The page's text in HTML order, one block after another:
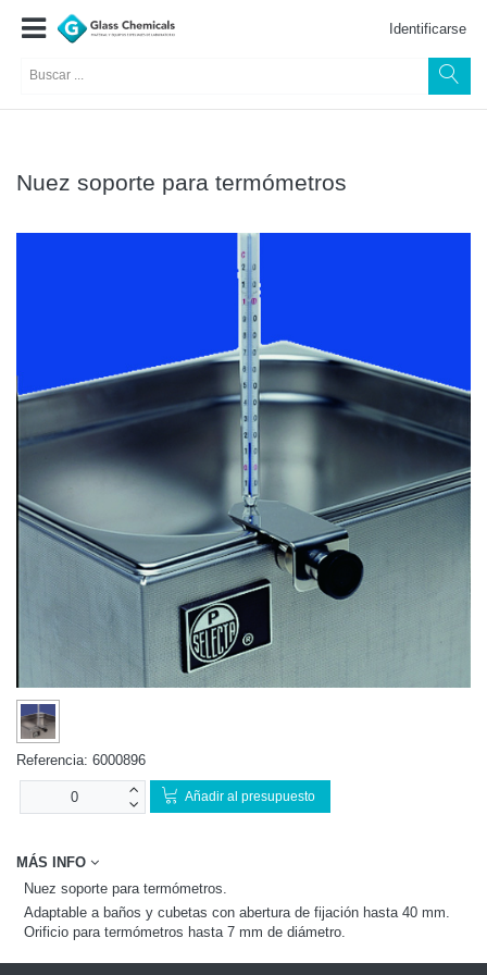
Identificarse
Nuez soporte para termómetros
Referencia: 6000896
Añadir al presupuesto
MÁS INFO
Nuez soporte para termómetros.
Adaptable a baños y cubetas con abertura de fijación hasta 40 mm.
Orificio para termómetros hasta 7 mm de diámetro.